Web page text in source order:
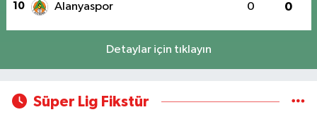
10 Alanyaspor 0 0
Detaylar için tıklayın
Süper Lig Fikstür